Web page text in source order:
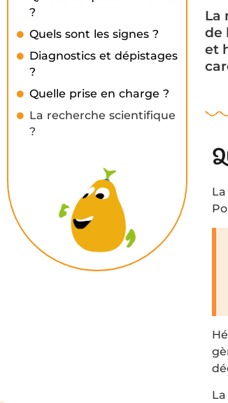
?
Quels sont les signes ?
Diagnostics et dépistages
?
Quelle prise en charge ?
La recherche scientifique
?
La
de
et